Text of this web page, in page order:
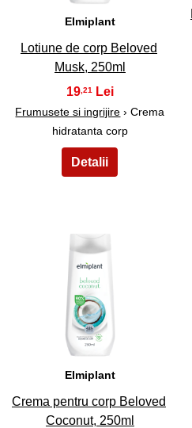
Elmiplant
Lotiune de corp Beloved
Musk, 250ml
19,21
Frumusete si ingrijire › Crema
hidratanta corp
7
Elmiplant
Crema pentru corp Beloved
Coconut, 250ml